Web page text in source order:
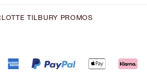
TILBURY PROMOS